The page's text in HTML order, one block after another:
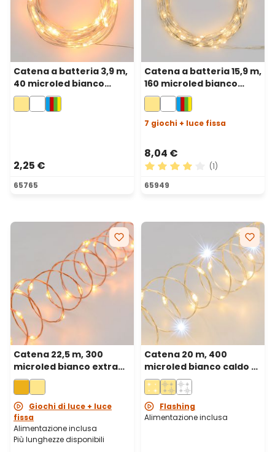
Catena a batteria 3,9 m,
40 microled bianco
caldo, cavo metal
argento, micro
2,25 €
65765
Catena a batteria 15,9 m,
160 microled bianco
caldo, cavo metal
argento, uso esterno
7 giochi + luce fissa
8,04 €
Valutazione media di 4 su
(1)
65949
Catena 22,5 m, 300
microled bianco extra
caldo, cavo metal rame
Giochi di luce + luce
fissa
Alimentazione inclusa
Più lunghezze disponibili
Catena 20 m, 400
microled bianco caldo e
bianco freddo, cavo
metal argento
Flashing
Alimentazione inclusa